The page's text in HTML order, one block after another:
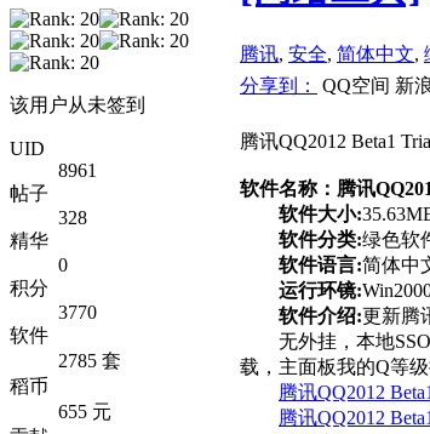
该用户从未签到
UID
8961
帖子
328
精华
0
积分
3770
软件
2785 套
稻币
655 元
腾讯, 安全, 简体中文,
分享到：
QQ空间 新
腾讯QQ2012 Beta1
软件名称：腾讯
软件大小:
软件分类:绿色软
软件语言:简体中
运行环镜:
软件介绍:更新腾
无外挂，本地SSO
载，主面板我的Q等
腾讯QQ2012
腾讯QQ2012